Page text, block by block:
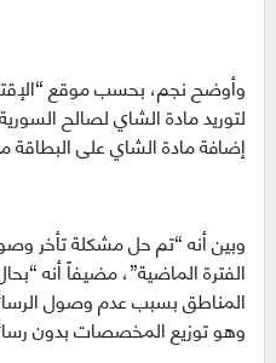
وأوضح نجم، بحسب موقع
لتوريد مادة الشاي لصالح
إضافة مادة الشاي على البطاقة
وبين أنه “تم حل مشكلة تأخر
الفترة الماضية”، مضيفاً أنه
المناطق بسبب عدم وصول
وهو توزيع المخصصات بدون